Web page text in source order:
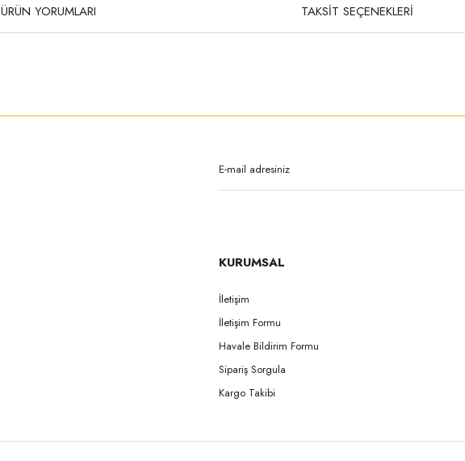
ÜRÜN YORUMLARI TAKSİT SEÇENEKLERİ
KURUMSAL
İletişim
İletişim Formu
Havale Bildirim Formu
Sipariş Sorgula
Kargo Takibi